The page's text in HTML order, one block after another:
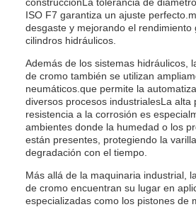
ISO F7 garantiza un ajuste
desgaste y mejorando el rendimiento
cilindros hidráulicos.
Además de los sistemas hidráulicos,
de cromo también se utilizan
neumáticos.que permite la
diversos procesos industrialesLa alta
resistencia a la corrosión es
ambientes donde la humedad o los
están presentes, protegiendo la
degradación con el tiempo.
Más allá de la maquinaria industrial,
de cromo encuentran su lugar en
especializadas como los pistones de